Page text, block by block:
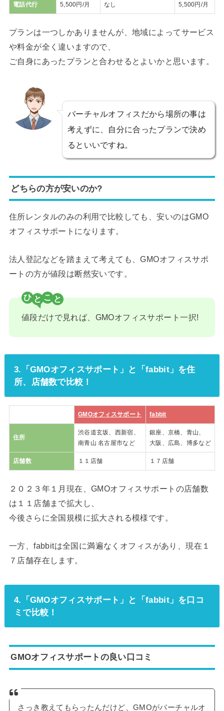
電話代行 5,500円/月 なし 5,500円/月
プランは一つしかありませんが、地域によってサービス
や料金が全く違いますので、
ご自身にあったプランと合わせるとよいかと思います。
バーチャルオフィスだから場所の事は
考えずに、自分に合ったプランで決め
るといいですね。
どちらの方が安いのか?
住所レンタルのみの利用で比較しても、安いのはGMO
オフィスサポートになります。
法人登記などを踏まえて考えても、GMOオフィスサポ
ートの方が値段は断然安いです。
ひ こ
値段だけで見れば、GMOオフィスサポート一択!
3.「GMOオフィスサポート」と「fabbit」を住
所、店舗数で比較！
GMOオフィ スサポート fabbit
住所
渋谷道玄坂、西新宿、
南青山 名古屋市など
銀座、京橋、青山、
大阪、広島、博多など
店舗数 １１店舗 １７店舗
２０２３年１月現在、GMOオフィスサポートの店舗数
は１１店舗まで拡大し、
今後さらに全国規模に拡大される模様です。
一方、fabbitは全国に満遍なくオフィスがあり、現在１
７店舗存在します。
4.「GMOオフィスサポート」と「fabbit」を口コ
ミで比較！
GMOオフィスサポートの良い口コミ
さっき教えてもらったんだけど、GMOがバーチャルオ